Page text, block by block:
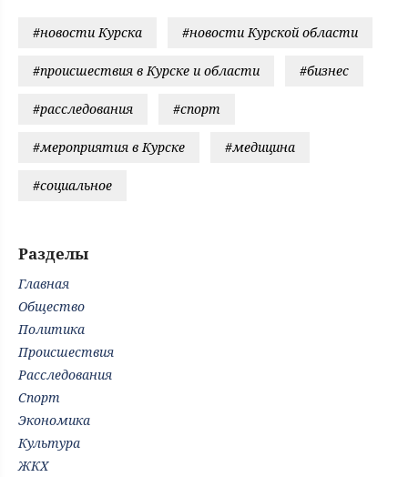
#новости Курска #новости Курской области
#происшествия в Курске и области #бизнес
#расследования #спорт
#мероприятия в Курске #медицина
#социальное
Разделы
Главная
Общество
Политика
Происшествия
Расследования
Спорт
Экономика
Культура
ЖКХ